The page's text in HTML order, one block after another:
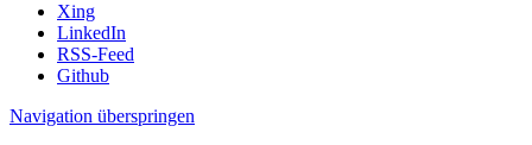
Xing
LinkedIn
RSS-Feed
Github
Navigation überspringen